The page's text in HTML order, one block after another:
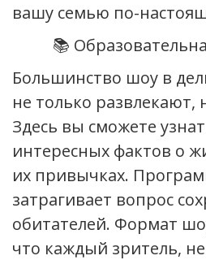
вашу семью по-
📚
Большинство шоу в
не только развлекают,
Здесь вы сможете
интересных фактов о
их привычках.
затрагивает вопрос
обитателей. Формат
что каждый зритель,